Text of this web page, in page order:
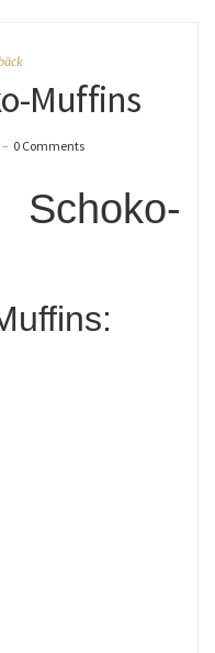
Muffins
– 0 Comments